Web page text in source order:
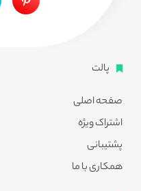
پالت
صفحه اصلی
اشتراک ویژه
پشتیبانی
همکاری با ما